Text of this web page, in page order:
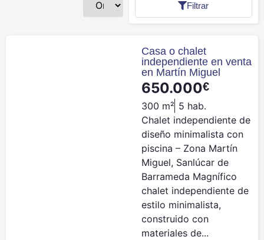
Filtrar
Casa o chalet
independiente en venta
en Martín Miguel
650.000€
300 m² 5 hab.
Chalet independiente de
diseño minimalista con
piscina – Zona Martín
Miguel, Sanlúcar de
Barrameda Magnífico
chalet independiente de
estilo minimalista,
construido con
materiales de...